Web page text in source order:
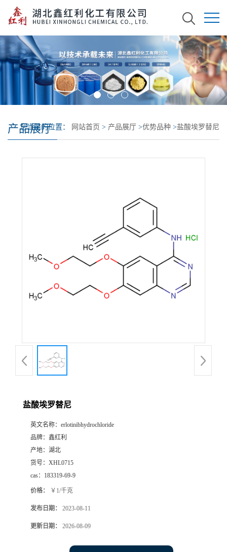
产品展厅
您当前的位置： 网站首页 > 产品展厅 >优势品种 >盐酸埃罗替尼
盐酸埃罗替尼
英文名称： erlotinibhydrochloride
品牌： 鑫红利
产地： 湖北
货号： XHL0715
cas： 183319-69-9
价格： ￥1/千克
发布日期： 2023-08-11
更新日期： 2026-08-09